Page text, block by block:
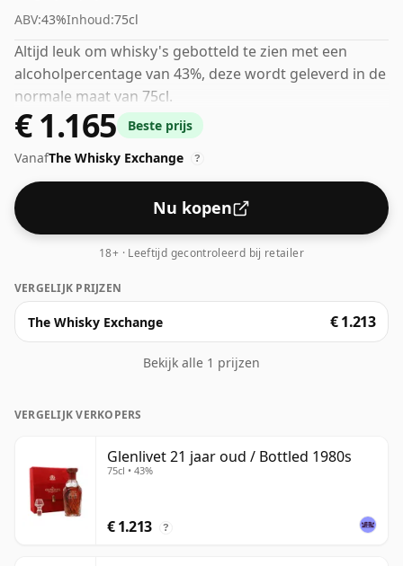
ABV:43%Inhoud:75cl
Altijd leuk om whisky's gebotteld te zien met een
alcoholpercentage van 43%, deze wordt geleverd in de
normale maat van 75cl.
€ 1.165
Beste prijs
VanafThe Whisky Exchange ?
Nu kopen
18+ · Leeftijd gecontroleerd bij retailer
VERGELIJK PRIJZEN
The Whisky Exchange € 1.213
Bekijk alle 1 prijzen
VERGELIJK VERKOPERS
Glenlivet 21 jaar oud / Bottled 1980s
75cl • 43%
€ 1.213 ?